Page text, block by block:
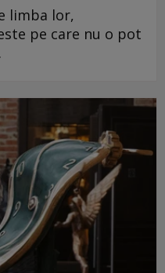
limba lor,
pe care nu o pot